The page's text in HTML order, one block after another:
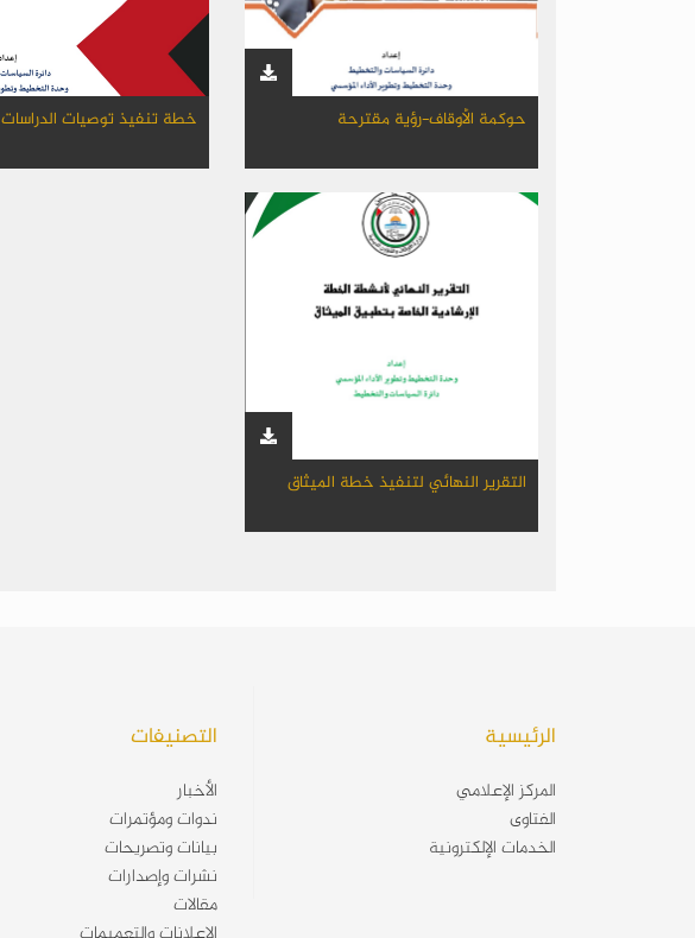
حوكمة الأوقاف-رؤية مقترحة خطة تنفيذ توصيات الدراسات
التقرير النهائي لتنفيذ خطة الميثاق
الرئيسية
المركز الإعلامي
الفتاوى
الخدمات الإلكترونية
التصنيفات
الأخبار
ندوات ومؤتمرات
بيانات وتصريحات
نشرات وإصدارات
مقالات